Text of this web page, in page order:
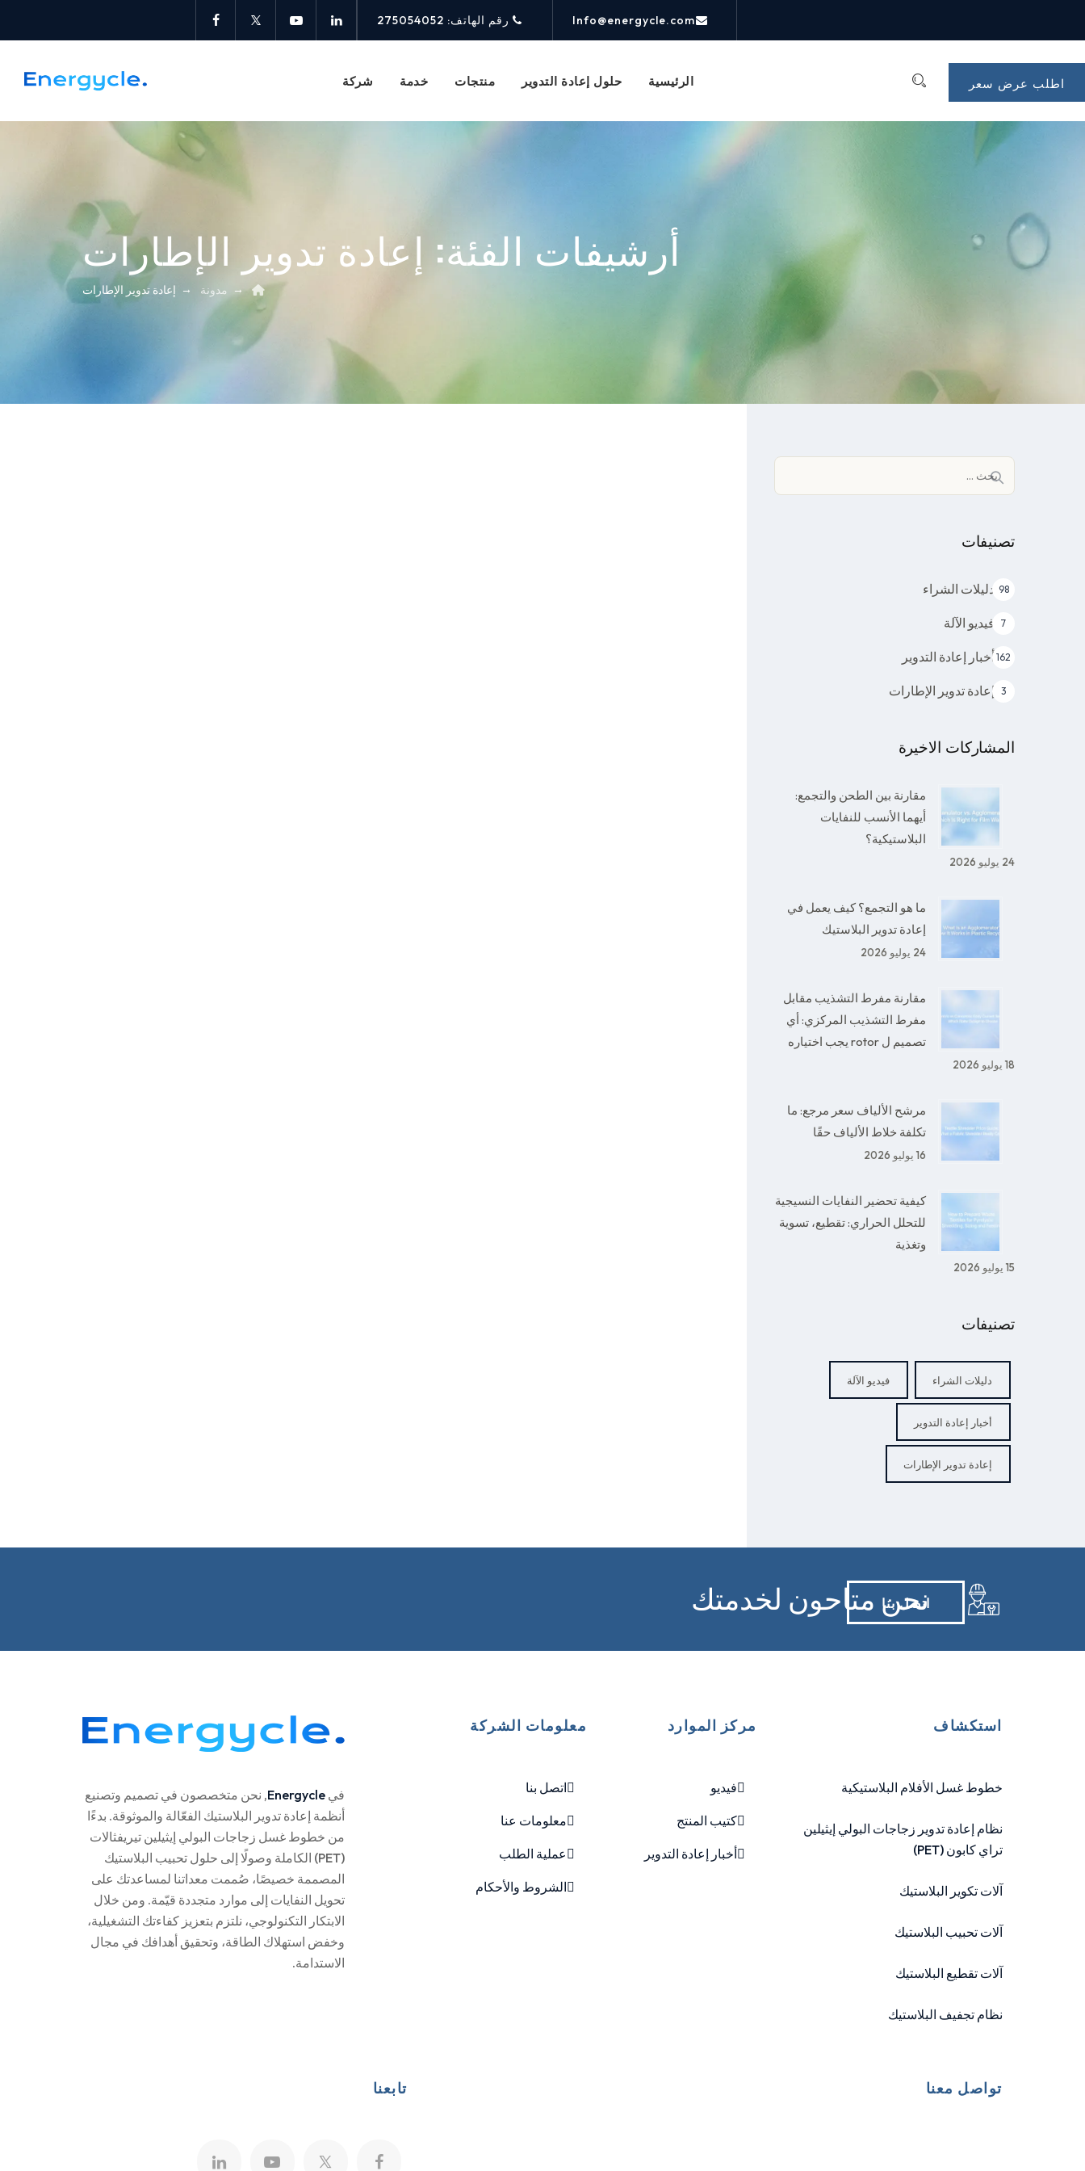
رقم الهاتف: 275054052 Info@energycle.com
اطلب عرض سعر الرئيسية حلول إعادة التدوير منتجات خدمة شركة
أرشيفات الفئة: إعادة تدوير الإطارات
→ مدونة → إعادة تدوير الإطارات
عن:
تصنيفات
دليلات الشراء 98
فيديو الآلة 7
أخبار إعادة التدوير 162
إعادة تدوير الإطارات 3
المشاركات الاخيرة
مقارنة بين الطحن والتجمع:
أيهما الأنسب للنفايات
البلاستيكية؟
24 يوليو 2026
ما هو التجمع؟ كيف يعمل في
إعادة تدوير البلاستيك
24 يوليو 2026
مقارنة مفرط التشذيب مقابل
مفرط التشذيب المركزي: أي
تصميم ل rotor يجب اختياره
18 يوليو 2026
مرشح الألياف سعر مرجع: ما
تكلفة خلاط الألياف حقًا
16 يوليو 2026
كيفية تحضير النفايات النسيجية
للتحلل الحراري: تقطيع، تسوية
وتغذية
15 يوليو 2026
تصنيفات
دليلات الشراء فيديو الآلة
أخبار إعادة التدوير
إعادة تدوير الإطارات
نحن متاحون لخدمتك
اتصل بنا
فيEnergycle, نحن متخصصون في تصميم وتصنيع
أنظمة إعادة تدوير البلاستيك الفعّالة والموثوقة. بدءًا
من خطوط غسل زجاجات البولي إيثيلين تيريفثالات
(PET) الكاملة وصولًا إلى حلول تحبيب البلاستيك
المصممة خصيصًا، صُممت معداتنا لمساعدتك على
تحويل النفايات إلى موارد متجددة قيّمة. ومن خلال
الابتكار التكنولوجي، نلتزم بتعزيز كفاءتك التشغيلية،
وخفض استهلاك الطاقة، وتحقيق أهدافك في مجال
الاستدامة.
معلومات الشركة
اتصل بنا
معلومات عنا
عملية الطلب
الشروط والأحكام
مركز الموارد
فيديو
كتيب المنتج
أخبار إعادة التدوير
استكشاف
خطوط غسل الأفلام البلاستيكية
نظام إعادة تدوير زجاجات البولي إيثيلين
تراي كابون (PET)
آلات تكوير البلاستيك
آلات تحبيب البلاستيك
آلات تقطيع البلاستيك
نظام تجفيف البلاستيك
تابعنا تواصل معنا